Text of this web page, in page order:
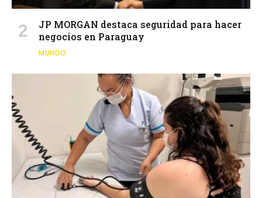
JP MORGAN destaca seguridad para hacer
negocios en Paraguay
MUNDO